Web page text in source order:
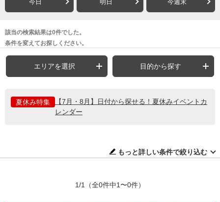
今日 明日 今週末
該当の検索結果は0件でした。
条件を変えてお探しください。
エリアを選択 目的から探す
夏休み特集
【7月・8月】日付から探せる！夏休みイベントカ
レンダー
もっと詳しい条件で絞り込む
1/1 （全0件中1〜0件）